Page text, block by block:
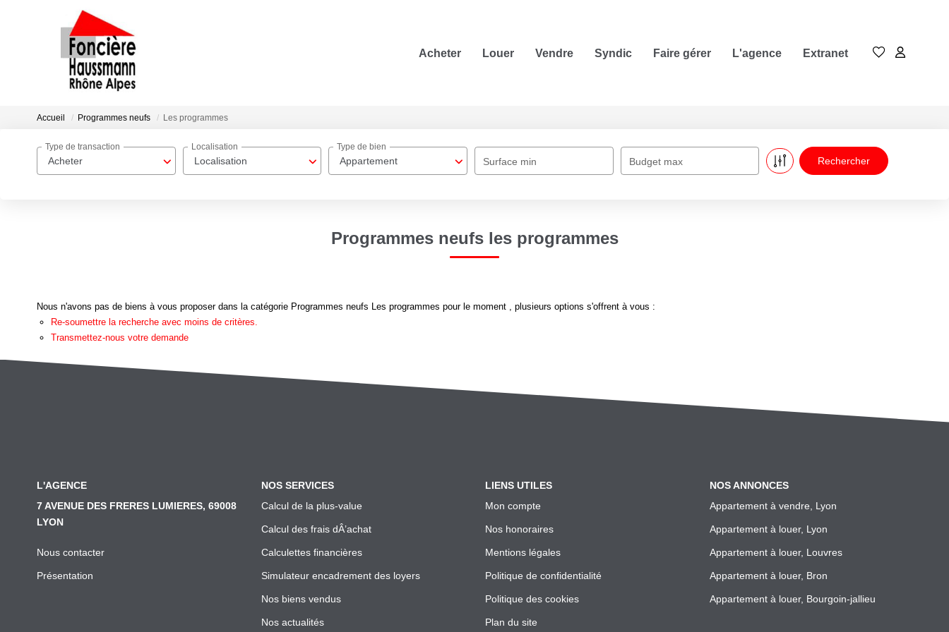
Acheter Louer Vendre Syndic Faire gérer L'agence Extranet
Accueil Programmes neufs Les programmes
Acheter
Type de transaction
Localisation
Localisation
Appartement
Type de bien
Surface min Budget max
Programmes neufs les programmes
Nous n'avons pas de biens à vous proposer dans la catégorie Programmes neufs Les programmes pour le moment , plusieurs options s'offrent à vous :
Re-soumettre la recherche avec moins de critères.
Transmettez-nous votre demande
L'AGENCE
7 AVENUE DES FRERES LUMIERES, 69008
LYON
Nous contacter
Présentation
NOS SERVICES
Calcul de la plus-value
Calcul des frais dÂ’achat
Calculettes financières
Simulateur encadrement des loyers
Nos biens vendus
Nos actualités
LIENS UTILES
Mon compte
Nos honoraires
Mentions légales
Politique de confidentialité
Politique des cookies
Plan du site
NOS ANNONCES
Appartement à vendre, Lyon
Appartement à louer, Lyon
Appartement à louer, Louvres
Appartement à louer, Bron
Appartement à louer, Bourgoin-jallieu